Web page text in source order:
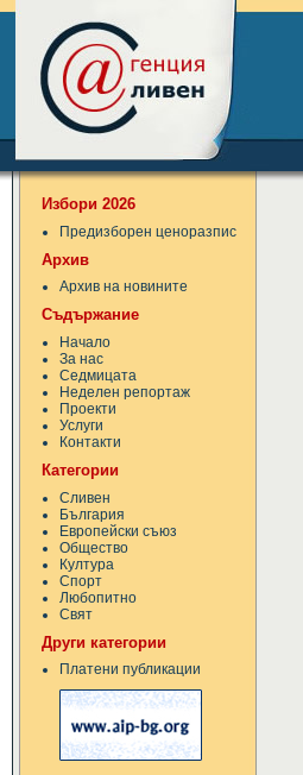
Избори 2026
Предизборен ценоразпис
Архив
Архив на новините
Съдържание
Начало
За нас
Седмицата
Неделен репортаж
Проекти
Услуги
Контакти
Категории
Сливен
България
Европейски съюз
Общество
Култура
Спорт
Любопитно
Свят
Други категории
Платени публикации